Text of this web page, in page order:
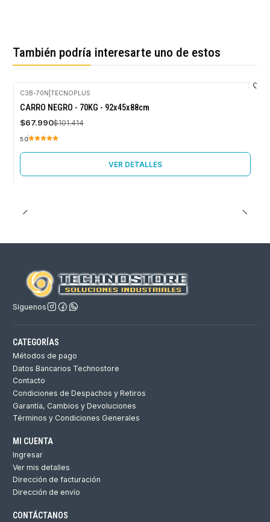
También podría interesarte uno de estos
-33%
OFF
C3B-70N TECNOPLUS
CARRO NEGRO - 70KG - 92x45x88cm
$67.990$101.414
5.0
VER DETALLES
Síguenos
CATEGORÍAS
Métodos de pago
Datos Bancarios Technostore
Contacto
Condiciones de Despachos y Retiros
Garantía, Cambios y Devoluciones
Términos y Condiciones Generales
MI CUENTA
Ingresar
Ver mis detalles
Dirección de facturación
Dirección de envío
CONTÁCTANOS